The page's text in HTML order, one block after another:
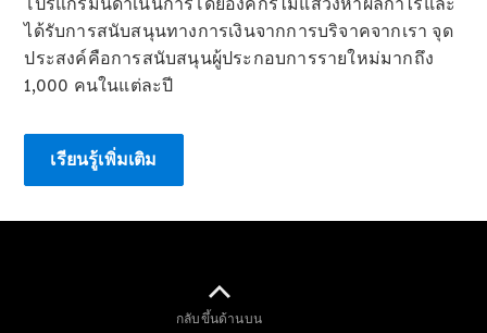
Roadster
Mercedes-
Maybach SL
Roadster
ออกแบบ
Mercedes-
ได้รับการสนับสนุนทางการเงินจากการบริจาคจากเรา จุด
ประสงค์คือการสนับสนุนผู้ประกอบการรายใหม่มากถึง
1,000 คนในแต่ละปี
เรียนรู้เพิ่มเติม
กลับขึ้นด้านบน